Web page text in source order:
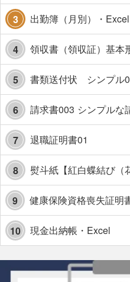
3 出勤簿（月別）・Excel
4 領収書（領収証）基本
5 書類送付状 シンプル
6 請求書003 シンプルな
7 退職証明書01
8 熨斗紙【紅白蝶結び（
9
10 現金出納帳・Excel